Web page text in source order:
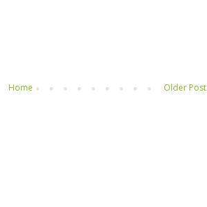
Older Post
Home